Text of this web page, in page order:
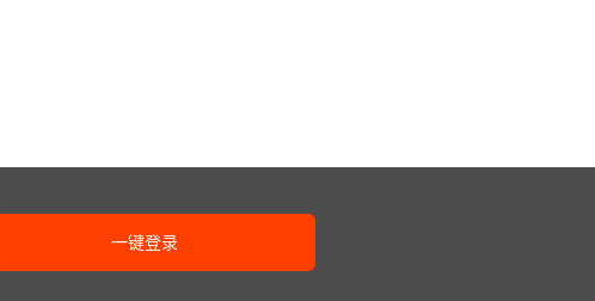
一键登录